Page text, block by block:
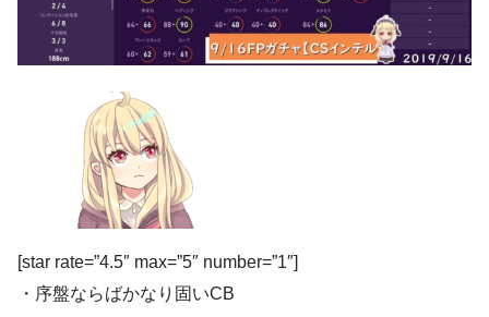
[star rate=”4.5″ max=”5″ number=”1″]
・序盤ならばかなり固いCB